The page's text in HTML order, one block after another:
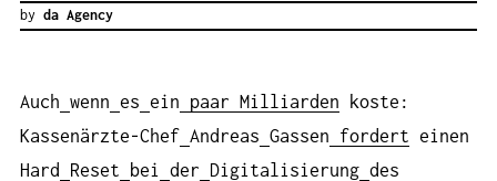
by da Agency
Auch wenn es ein paar Milliarden koste:
Kassenärzte-Chef Andreas Gassen fordert einen
Hard
Reset bei der Digitalisierung des